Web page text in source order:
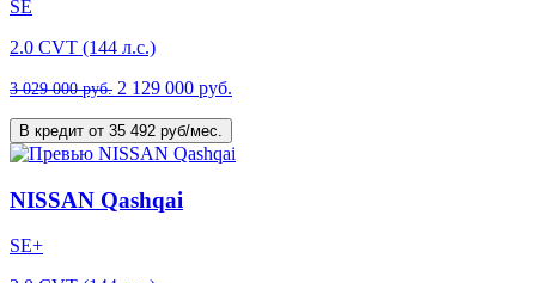
SE
2.0 CVT (144 л.с.)
3 029 000 руб. 2 129 000 руб.
В кредит от 35 492 руб/мес.
NISSAN Qashqai
SE+